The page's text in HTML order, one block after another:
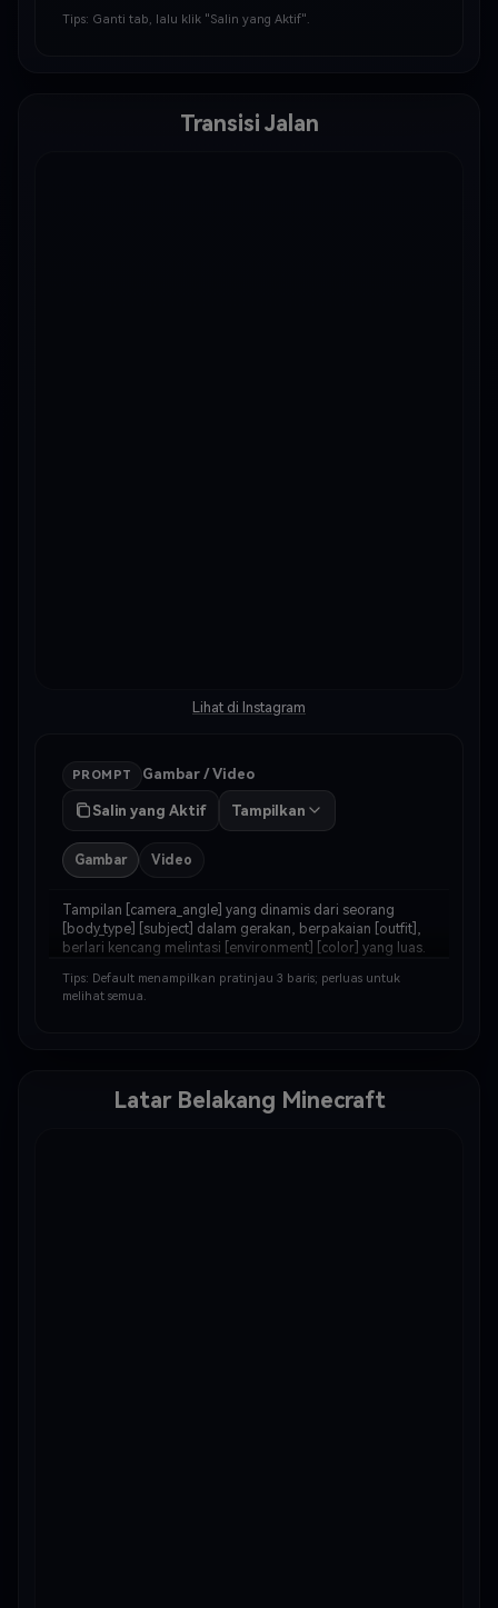
terentang anggun. Langit diwarnai dengan nua…
Tips: Ganti tab, lalu klik "Salin yang Aktif".
Transisi Jalan
Lihat di Instagram
PROMPT Gambar / Video
Salin yang Aktif Tampilkan
Gambar Video
Tampilan [camera_angle] yang dinamis dari seorang
[body_type] [subject] dalam gerakan, berpakaian [outfit],
berlari kencang melintasi [environment] [color] yang luas.
[environment_detail] yang beterbangan di s…
Tips: Default menampilkan pratinjau 3 baris; perluas untuk
melihat semua.
Latar Belakang Minecraft